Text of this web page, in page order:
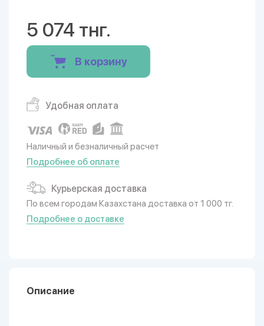
5 074 тнг.
В корзину
Удобная оплата
Наличный и безналичный расчет
Подробнее об оплате
Курьерская доставка
По всем городам Казахстана доставка от 1 000 тг.
Подробнее о доставке
Описание